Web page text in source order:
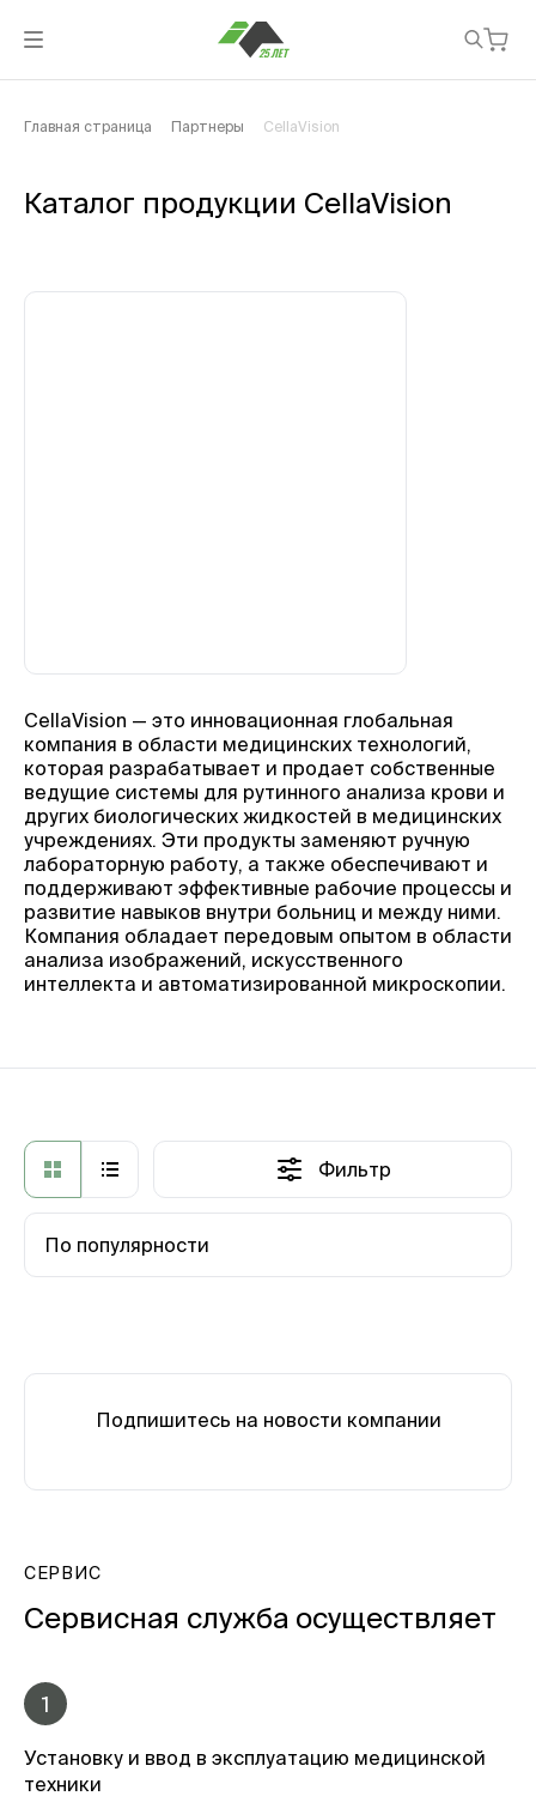
Главная страница Партнеры CellaVision
Каталог продукции CellaVision
CellaVision — это инновационная глобальная
компания в области медицинских технологий,
которая разрабатывает и продает собственные
ведущие системы для рутинного анализа крови и
других биологических жидкостей в медицинских
учреждениях. Эти продукты заменяют ручную
лабораторную работу, а также обеспечивают и
поддерживают эффективные рабочие процессы и
развитие навыков внутри больниц и между ними.
Компания обладает передовым опытом в области
анализа изображений, искусственного
интеллекта и автоматизированной микроскопии.
Фильтр
По популярности
Подпишитесь на новости компании
СЕРВИС
Сервисная служба осуществляет
1
Установку и ввод в эксплуатацию медицинской
техники